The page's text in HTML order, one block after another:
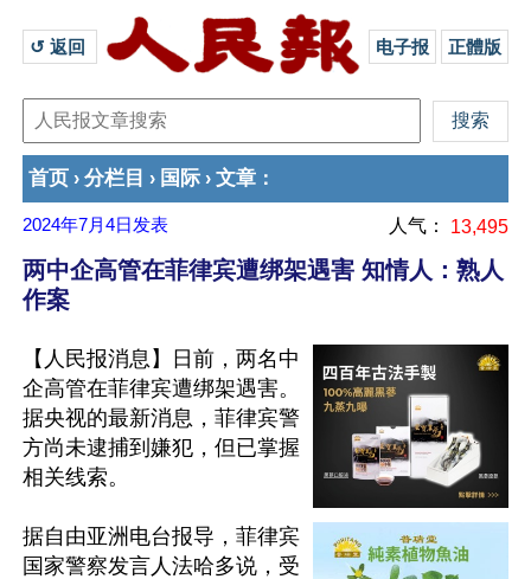
↺ 返回 电子报 正體版
首页 › 分栏目 › 国际 › 文章 ：
2024年7月4日 发表 人气： 13,495
两中企高管在菲律宾遭绑架遇害 知情人：熟人
作案
【人民报消息】日前，两名中
企高管在菲律宾遭绑架遇害。
据央视的最新消息，菲律宾警
方尚未逮捕到嫌犯，但已掌握
相关线索。
据自由亚洲电台报导，菲律宾
国家警察发言人法哈多说，受